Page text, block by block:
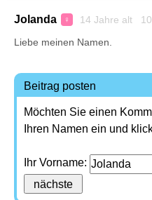
Jolanda ♀ 14 Jahre alt
Liebe meinen Namen.
Beitrag posten
Möchten Sie einen
Ihren Namen ein und
Ihr Vorname: